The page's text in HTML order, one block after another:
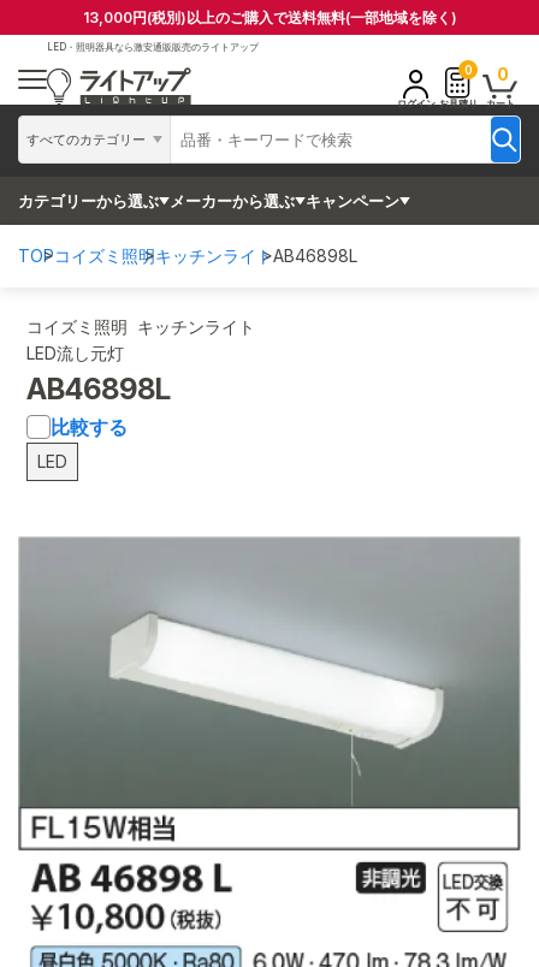
13,000円(税別)以上のご購入で送料無料(一部地域を除く)
LED・照明器具なら激安通販販売のライトアップ
すべてのカテゴリー
ログイン
0
お見積り
0
カート
カテゴリーから選ぶ メーカーから選ぶ キャンペーン
TOPコイズミ照明キッチンライトAB46898L
コイズミ照明 キッチンライト
LED流し元灯
AB46898L
比較する
LED